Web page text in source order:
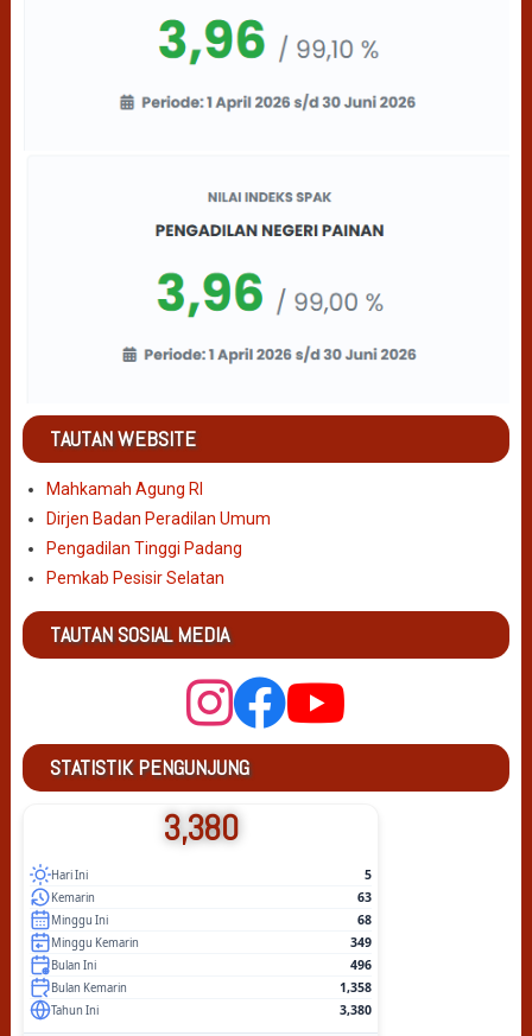
TAUTAN WEBSITE
Mahkamah Agung RI
Dirjen Badan Peradilan Umum
Pengadilan Tinggi Padang
Pemkab Pesisir Selatan
TAUTAN SOSIAL MEDIA
STATISTIK PENGUNJUNG
3,380
Hari Ini 5
Kemarin 63
Minggu Ini 68
Minggu Kemarin 349
Bulan Ini 496
Bulan Kemarin 1,358
Tahun Ini 3,380